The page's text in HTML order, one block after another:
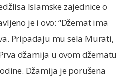
Islamske zajednice o
je i ovo: “Džemat ima
Pripadaju mu sela Murati,
džamija u ovom džematu
Džamija je porušena